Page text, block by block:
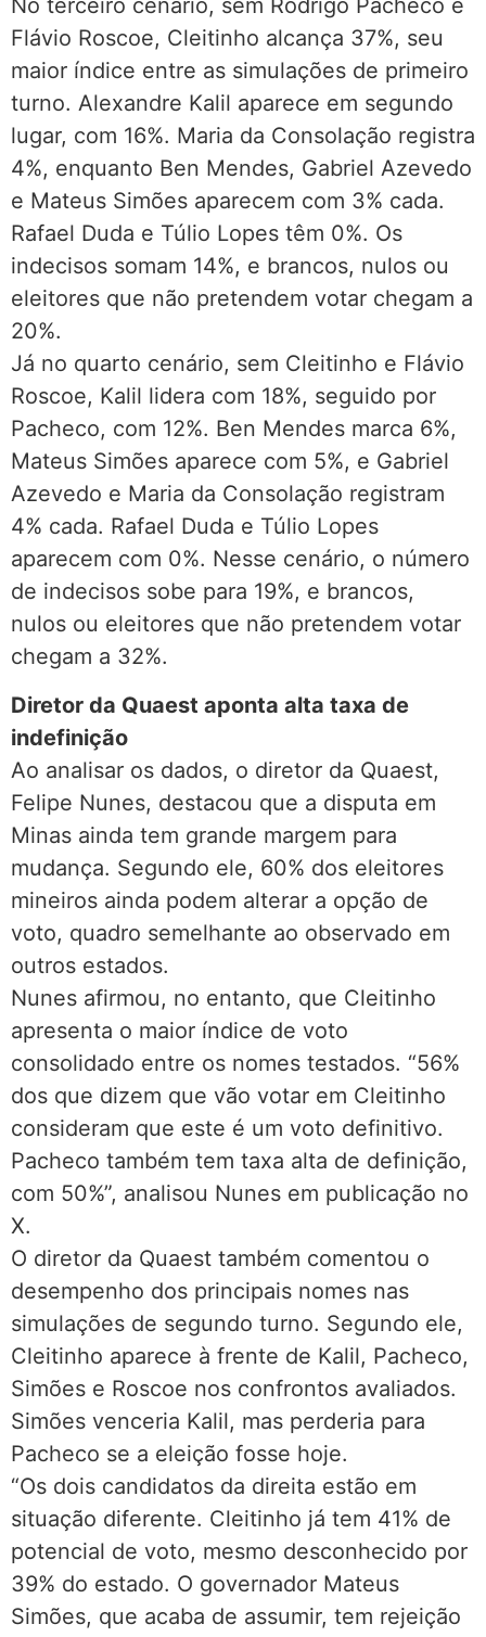
No terceiro cenário, sem Rodrigo Pacheco e
Flávio Roscoe, Cleitinho alcança 37%, seu
maior índice entre as simulações de primeiro
turno. Alexandre Kalil aparece em segundo
lugar, com 16%. Maria da Consolação registra
4%, enquanto Ben Mendes, Gabriel Azevedo
e Mateus Simões aparecem com 3% cada.
Rafael Duda e Túlio Lopes têm 0%. Os
indecisos somam 14%, e brancos, nulos ou
eleitores que não pretendem votar chegam a
20%.
Já no quarto cenário, sem Cleitinho e Flávio
Roscoe, Kalil lidera com 18%, seguido por
Pacheco, com 12%. Ben Mendes marca 6%,
Mateus Simões aparece com 5%, e Gabriel
Azevedo e Maria da Consolação registram
4% cada. Rafael Duda e Túlio Lopes
aparecem com 0%. Nesse cenário, o número
de indecisos sobe para 19%, e brancos,
nulos ou eleitores que não pretendem votar
chegam a 32%.
Diretor da Quaest aponta alta taxa de
indefinição
Ao analisar os dados, o diretor da Quaest,
Felipe Nunes, destacou que a disputa em
Minas ainda tem grande margem para
mudança. Segundo ele, 60% dos eleitores
mineiros ainda podem alterar a opção de
voto, quadro semelhante ao observado em
outros estados.
Nunes afirmou, no entanto, que Cleitinho
apresenta o maior índice de voto
consolidado entre os nomes testados. “56%
dos que dizem que vão votar em Cleitinho
consideram que este é um voto definitivo.
Pacheco também tem taxa alta de definição,
com 50%”, analisou Nunes em publicação no
X.
O diretor da Quaest também comentou o
desempenho dos principais nomes nas
simulações de segundo turno. Segundo ele,
Cleitinho aparece à frente de Kalil, Pacheco,
Simões e Roscoe nos confrontos avaliados.
Simões venceria Kalil, mas perderia para
Pacheco se a eleição fosse hoje.
“Os dois candidatos da direita estão em
situação diferente. Cleitinho já tem 41% de
potencial de voto, mesmo desconhecido por
39% do estado. O governador Mateus
Simões, que acaba de assumir, tem rejeição